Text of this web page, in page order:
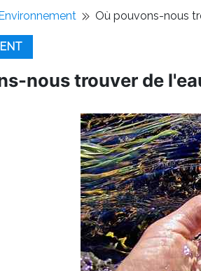
Où pouvons-nous
nous trouver de